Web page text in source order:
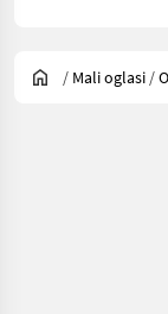
/ Mali oglasi /